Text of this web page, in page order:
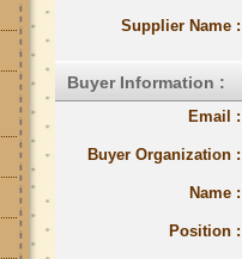
Supplier Name :
Buyer Information :
Email :
Buyer Organization :
Name :
Position :